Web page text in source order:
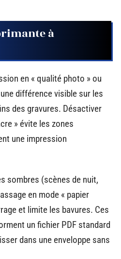
à
en « qualité photo » ou
différence visible sur les
des gravures. Désactiver
» évite les zones
une impression
sombres (scènes de nuit,
en mode « papier
et limite les bavures. Ces
un fichier PDF standard
dans une enveloppe sans